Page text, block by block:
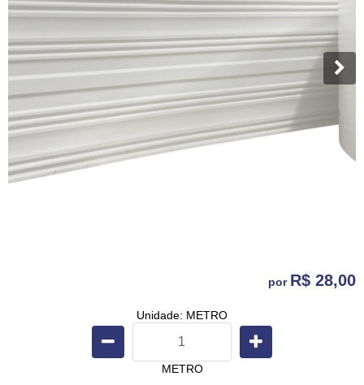
por R$ 28,00
Unidade: METRO
METRO